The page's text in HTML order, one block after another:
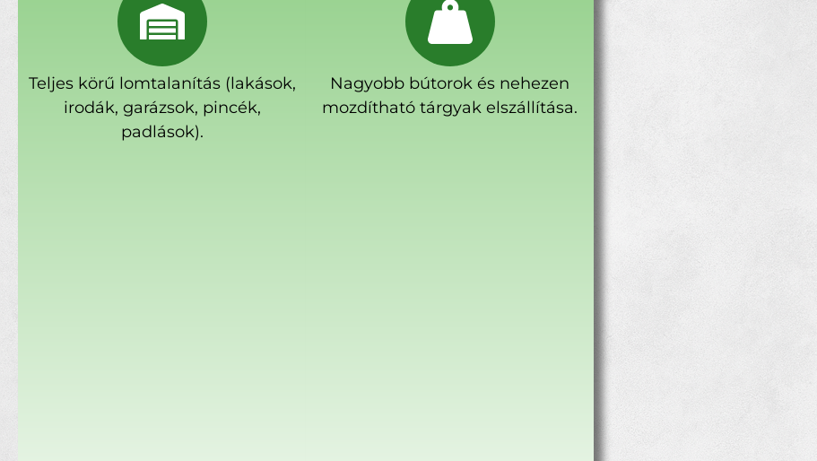
Teljes körű lomtalanítás (lakások,
irodák, garázsok, pincék,
padlások).
Nagyobb bútorok és nehezen
mozdítható tárgyak elszállítása.